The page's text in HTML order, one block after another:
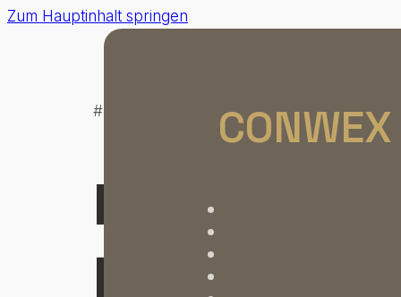
Zum Hauptinhalt springen
CONWEX
#Netzwerk Robotik CONWEX
Robotik-
Partner